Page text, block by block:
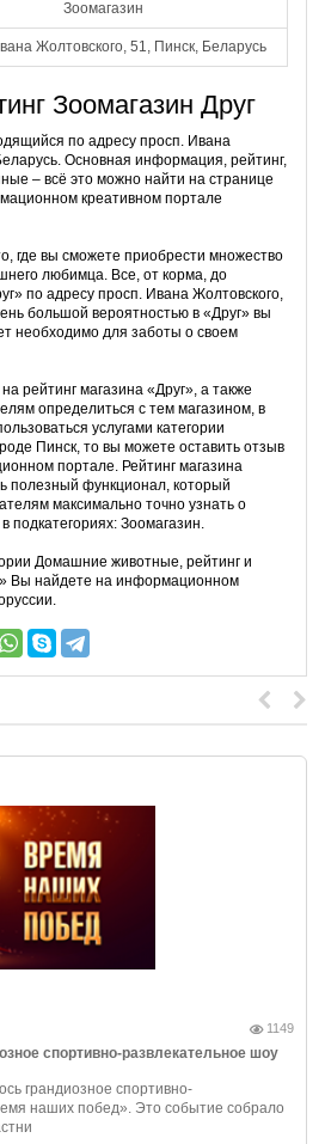
Зоомагазин
Жолтовского, 51, Пинск, Беларусь
Зоомагазин Друг
по адресу просп. Ивана
Основная информация, рейтинг,
– всё это можно найти на странице
креативном портале
где вы сможете приобрести множество
любимца. Все, от корма, до
по адресу просп. Ивана Жолтовского,
большой вероятностью в «Друг» вы
необходимо для заботы о своем
рейтинг магазина «Друг», а также
определиться с тем магазином, в
услугами категории
Пинск, то вы можете оставить отзыв
портале. Рейтинг магазина
полезный функционал, который
максимально точно узнать о
подкатегориях: Зоомагазин.
Домашние животные, рейтинг и
Вы найдете на информационном
1149
спортивно-развлекательное шоу
грандиозное спортивно-
наших побед». Это событие собрало